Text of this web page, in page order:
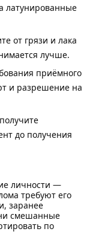
латунированные
от грязи и лака
лучше.
приёмного
и разрешение на
до получения
личности —
требуют его
заранее
смешанные
по